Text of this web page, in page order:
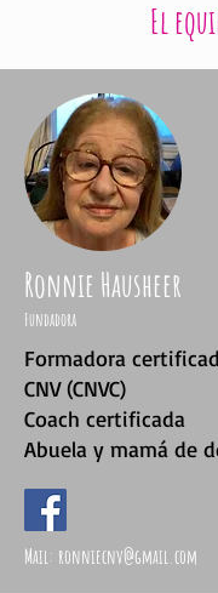
El
Ronnie Hausheer
Fundadora
Formadora
CNV (CNVC)
Coach certificada
Abuela y mamá de
Mail: ronniecnv@gmail.com